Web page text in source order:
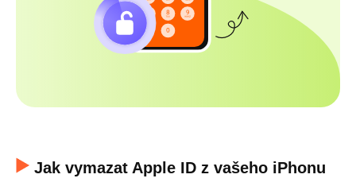
Jak vymazat Apple ID z vašeho iPhonu